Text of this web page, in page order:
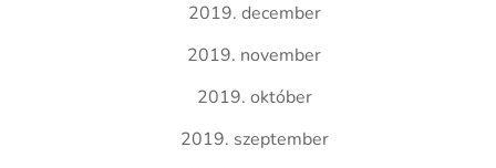
2019. december
2019. november
2019. október
2019. szeptember